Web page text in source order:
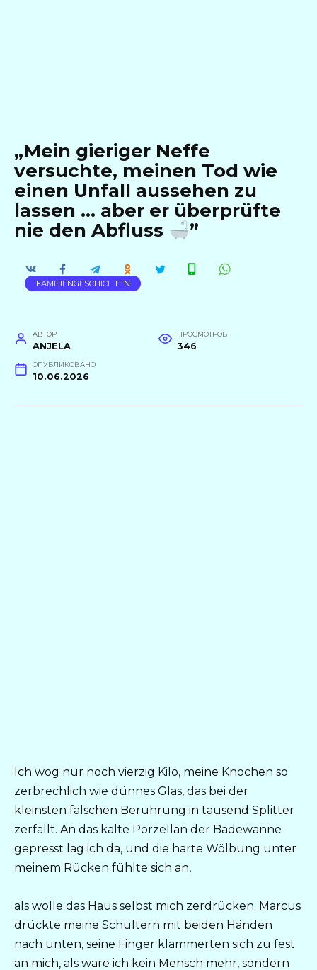
„Mein gieriger Neffe
versuchte, meinen Tod wie
einen Unfall aussehen zu
lassen … aber er überprüfte
nie den Abfluss
”
FAMILIENGESCHICHTEN
АВТОР
ANJELA
ПРОСМОТРОВ
346
ОПУБЛИКОВАНО
10.06.2026
Ich wog nur noch vierzig Kilo, meine Knochen so
zerbrechlich wie dünnes Glas, das bei der
kleinsten falschen Berührung in tausend Splitter
zerfällt. An das kalte Porzellan der Badewanne
gepresst lag ich da, und die harte Wölbung unter
meinem Rücken fühlte sich an,
als wolle das Haus selbst mich zerdrücken. Marcus
drückte meine Schultern mit beiden Händen
nach unten, seine Finger klammerten sich zu fest
an mich, als wäre ich kein Mensch mehr, sondern